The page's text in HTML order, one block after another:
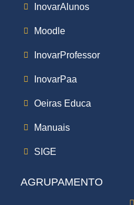
InovarAlunos
Moodle
InovarProfessor
InovarPaa
Oeiras Educa
Manuais
SIGE
AGRUPAMENTO